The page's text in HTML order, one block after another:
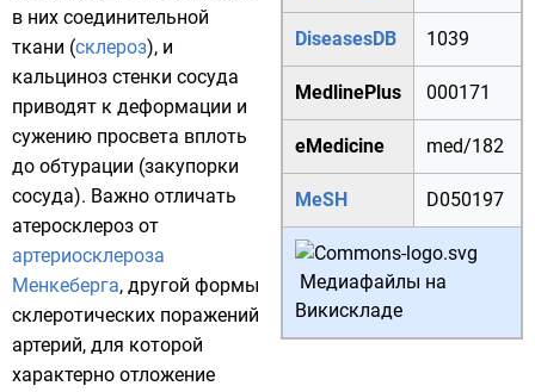
DiseasesDB 1039
MedlinePlus 000171
eMedicine med/182
MeSH D050197
Медиафайлы на
Викискладе
в них соединительной
ткани (склероз), и
кальциноз стенки сосуда
приводят к деформации и
сужению просвета вплоть
до обтурации (закупорки
сосуда). Важно отличать
атеросклероз от
артериосклероза
Менкеберга, другой формы
склеротических поражений
артерий, для которой
характерно отложение